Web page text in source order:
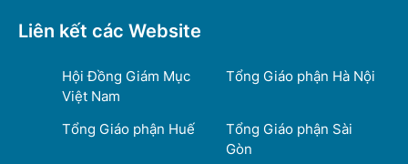
Liên kết các Website
Hội Đồng Giám Mục
Việt Nam
Tổng Giáo phận Hà Nội
Tổng Giáo phận Huế
Tổng Giáo phận Sài
Gòn